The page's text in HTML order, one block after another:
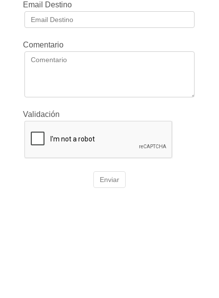
Email Destino
Comentario
Validación